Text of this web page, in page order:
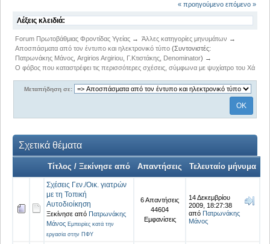
« προηγούμενο επόμενο »
Λέξεις κλειδιά:
Forum Πρωτοβάθμιας Φροντίδας Υγείας→ Άλλες κατηγορίες μηνυμάτων →
Αποσπάσματα από τον έντυπο και ηλεκτρονικό τύπο(Συντονιστές:
Πατρωνάκης Μάνος, Argirios Argiriou, Γ.Κτιστάκης, Denominator) →
O φόβος που καταστρέφει τις περισσότερες σχέσεις, σύμφωνα με ψυχίατρο του Χάρβαρ
Μεταπήδηση σε:
Σχετικά θέματα
Τίτλος / Ξεκίνησε από Απαντήσεις Τελευταίο μήνυμα
Σχέσεις Γεν./Οικ. γιατρών
με τη Τοπική
Αυτοδιοίκηση
Ξεκίνησε από Πατρωνάκης
Μάνος Εμπειρίες κατά την
εργασία στην ΠΦΥ
6 Απαντήσεις
44604
Εμφανίσεις
14 Δεκεμβρίου
2009, 18:27:38
από Πατρωνάκης
Μάνος